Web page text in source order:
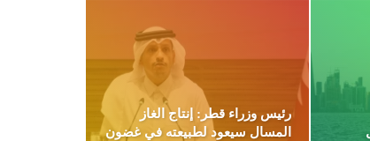
رئيس وزراء قطر: إنتاج الغاز
المسال سيعود لطبيعته في غضون